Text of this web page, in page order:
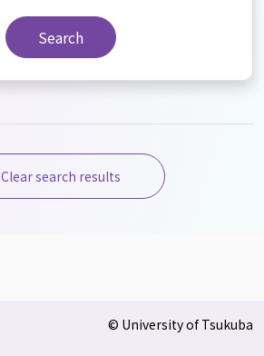
Search
Clear search results
© University of Tsukuba